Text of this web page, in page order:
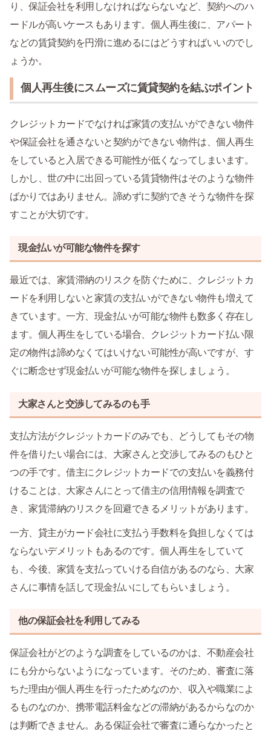
り、保証会社を利用しなければならないなど、契約へのハ
ードルが高いケースもあります。個人再生後に、アパート
などの賃貸契約を円滑に進めるにはどうすればいいのでし
ょうか。
個人再生後にスムーズに賃貸契約を結ぶポイント
クレジットカードでなければ家賃の支払いができない物件
や保証会社を通さないと契約ができない物件は、個人再生
をしていると入居できる可能性が低くなってしまいます。
しかし、世の中に出回っている賃貸物件はそのような物件
ばかりではありません。諦めずに契約できそうな物件を探
すことが大切です。
現金払いが可能な物件を探す
最近では、家賃滞納のリスクを防ぐために、クレジットカ
ードを利用しないと家賃の支払いができない物件も増えて
きています。一方、現金払いが可能な物件も数多く存在し
ます。個人再生をしている場合、クレジットカード払い限
定の物件は諦めなくてはいけない可能性が高いですが、す
ぐに断念せず現金払いが可能な物件を探しましょう。
大家さんと交渉してみるのも手
支払方法がクレジットカードのみでも、どうしてもその物
件を借りたい場合には、大家さんと交渉してみるのもひと
つの手です。借主にクレジットカードでの支払いを義務付
けることは、大家さんにとって借主の信用情報を調査で
き、家賃滞納のリスクを回避できるメリットがあります。
一方、貸主がカード会社に支払う手数料を負担しなくては
ならないデメリットもあるのです。個人再生をしていて
も、今後、家賃を支払っていける自信があるのなら、大家
さんに事情を話して現金払いにしてもらいましょう。
他の保証会社を利用してみる
保証会社がどのような調査をしているのかは、不動産会社
にも分からないようになっています。そのため、審査に落
ちた理由が個人再生を行ったためなのか、収入や職業によ
るものなのか、携帯電話料金などの滞納があるからなのか
は判断できません。ある保証会社で審査に通らなかったと